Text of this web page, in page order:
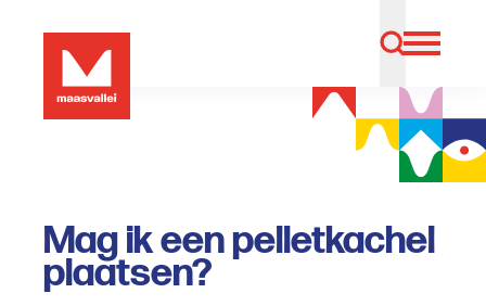
Mag ik een pelletkachel
plaatsen?